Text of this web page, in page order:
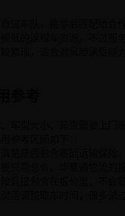
营车队，接单后匹配给合
低的返程车资源。不过服
繁琐，适合对风险承受能
参考
车型大小、是否需要上门
参考区间如下：
楚是否包含基础运输保险
只看总价。华夏通物流的
直接包含在报价里，不会
活调整取车时间，很多试